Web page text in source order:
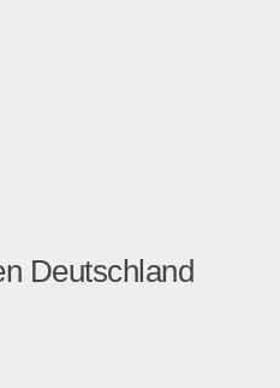
Deutschland